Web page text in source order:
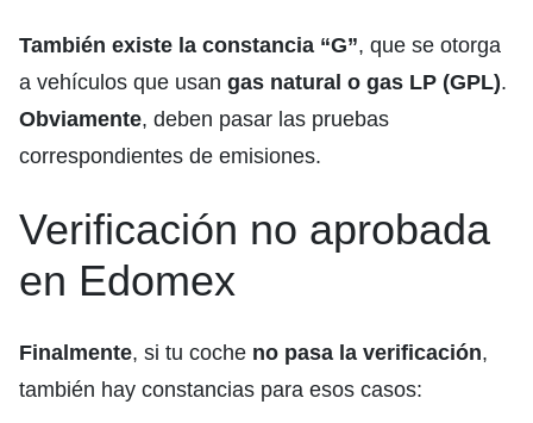
También existe la constancia “G”, que se otorga
a vehículos que usan gas natural o gas LP (GPL).
Obviamente, deben pasar las pruebas
correspondientes de emisiones.
Verificación no aprobada
en Edomex
Finalmente, si tu coche no pasa la verificación,
también hay constancias para esos casos: